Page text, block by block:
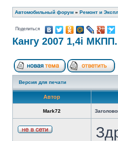
Автомобильный форум » Ремонт и
Поделиться
Кангу 2007 1,4i
Версия для печати
Автор
Mark72